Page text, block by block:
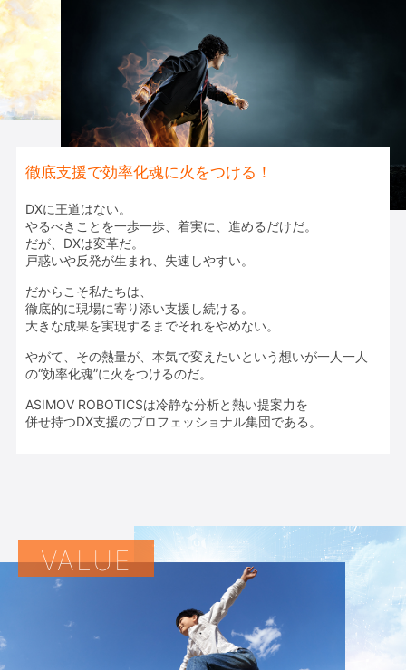
徹底支援で効率化魂に火をつける！
DXに王道はない。
やるべきことを一歩一歩、着実に、進めるだけだ。
だが、DXは変革だ。
戸惑いや反発が生まれ、失速しやすい。
だからこそ私たちは、
徹底的に現場に寄り添い支援し続ける。
大きな成果を実現するまでそれをやめない。
やがて、その熱量が、本気で変えたいという想いが一人一人
の“効率化魂”に火をつけるのだ。
ASIMOV ROBOTICSは冷静な分析と熱い提案力を
併せ持つDX支援のプロフェッショナル集団である。